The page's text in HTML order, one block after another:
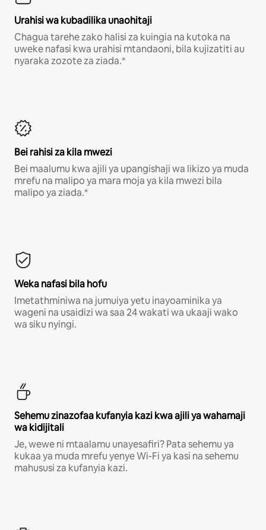
Urahisi wa kubadilika unaohitaji
Chagua tarehe zako halisi za kuingia na kutoka na
uweke nafasi kwa urahisi mtandaoni, bila kujizatiti au
nyaraka zozote za ziada.*
Bei rahisi za kila mwezi
Bei maalumu kwa ajili ya upangishaji wa likizo ya muda
mrefu na malipo ya mara moja ya kila mwezi bila
malipo ya ziada.*
Weka nafasi bila hofu
Imetathminiwa na jumuiya yetu inayoaminika ya
wageni na usaidizi wa saa 24 wakati wa ukaaji wako
wa siku nyingi.
Sehemu zinazofaa kufanyia kazi kwa ajili ya wahamaji
wa kidijitali
Je, wewe ni mtaalamu unayesafiri? Pata sehemu ya
kukaa ya muda mrefu yenye Wi-Fi ya kasi na sehemu
mahususi za kufanyia kazi.